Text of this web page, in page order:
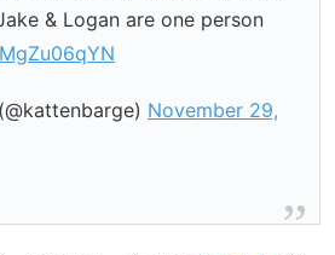
& Logan are one person
November 29,